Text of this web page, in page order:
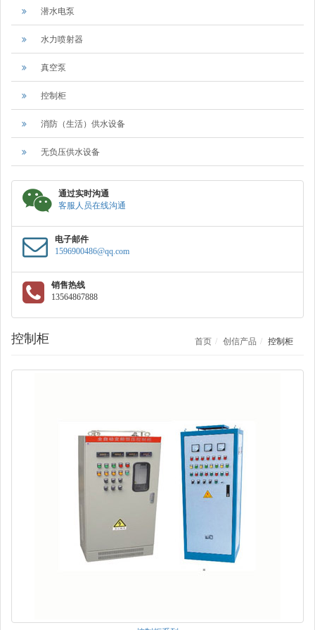
潜水电泵
水力喷射器
真空泵
控制柜
消防（生活）供水设备
无负压供水设备
通过实时沟通
客服人员在线沟通
电子邮件
1596900486@qq.com
销售热线
13564867888
控制柜 首页 创信产品 控制柜